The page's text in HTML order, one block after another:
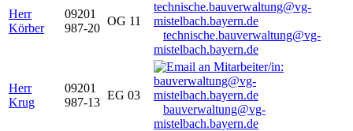
Herr
Körber
09201
987-20
OG 11
technische.bauverwaltung@vg-
mistelbach.bayern.de
Herr
Krug
09201
987-13
EG 03
bauverwaltung@vg-
mistelbach.bayern.de